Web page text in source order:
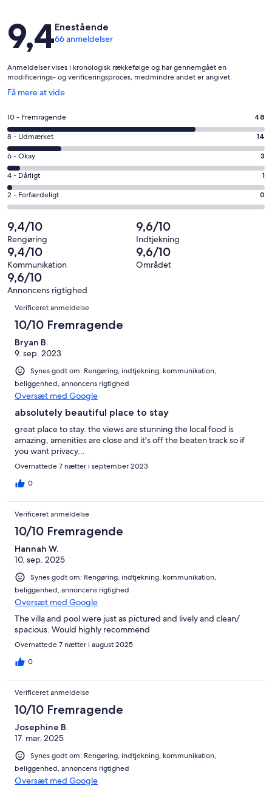
Anmeldelser
9,4Enestående
66 anmeldelser
Anmeldelser vises i kronologisk rækkefølge og har gennemgået en
modificerings- og verificeringsproces, medmindre andet er angivet.
Få mere at vide
Åbner
et
nyt
vindue
Bedømmelse
på
10
−
Fremragende.
48
af
i
alt
66
anmeldelser
10 - Fremragende 48
Bedømmelse
på
8
−
Udmærket.
14
af
i
alt
66
anmeldelser
8 - Udmærket 14
Bedømmelse
på
6
−
Okay.
3
af
i
alt
66
anmeldelser
6 - Okay 3
Bedømmelse
på
4
Dårligt.
1
af
i
alt
66
anmeldelser
4 - Dårligt 1
Bedømmelse
på
2
−
Forfærdeligt.
0
af
alt
66
anmeldelser
2 - Forfærdeligt 0
9,4/10
Rengøring
9,6/10
Indtjekning
9,4/10
Kommunikation
9,6/10
Området
9,6/10
Annoncens rigtighed
Anmeldelser
Verificeret anmeldelse
10/10 Fremragende
Bryan B.
9. sep. 2023
Synes godt om: Rengøring, indtjekning, kommunikation,
beliggenhed, annoncens rigtighed
Oversæt med Google
absolutely beautiful place to stay
great place to stay. the views are stunning the local food is
amazing, amenities are close and it's off the beaten track so if
you want privacy...
Overnattede 7 nætter i september 2023
0
Verificeret anmeldelse
10/10 Fremragende
Hannah W.
10. sep. 2025
Synes godt om: Rengøring, indtjekning, kommunikation,
beliggenhed, annoncens rigtighed
Oversæt med Google
The villa and pool were just as pictured and lively and clean/
spacious. Would highly recommend
Overnattede 7 nætter i august 2025
0
Verificeret anmeldelse
10/10 Fremragende
Josephine B.
17. mar. 2025
Synes godt om: Rengøring, indtjekning, kommunikation,
beliggenhed, annoncens rigtighed
Oversæt med Google